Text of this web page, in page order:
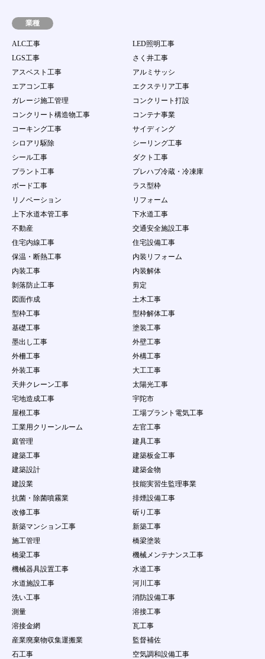
業種
ALC工事
LED照明工事
LGS工事
さく井工事
アスベスト工事
アルミサッシ
エアコン工事
エクステリア工事
ガレージ施工管理
コンクリート打設
コンクリート構造物工事
コンテナ事業
コーキング工事
サイディング
シロアリ駆除
シーリング工事
シール工事
ダクト工事
プラント工事
プレハブ冷蔵・冷凍庫
ボード工事
ラス型枠
リノベーション
リフォーム
上下水道本管工事
下水道工事
不動産
交通安全施設工事
住宅内線工事
住宅設備工事
保温・断熱工事
内装リフォーム
内装工事
内装解体
剝落防止工事
剪定
図面作成
土木工事
型枠工事
型枠解体工事
基礎工事
塗装工事
墨出し工事
外壁工事
外柵工事
外構工事
外装工事
大工工事
天井クレーン工事
太陽光工事
宅地造成工事
宇陀市
屋根工事
工場プラント電気工事
工業用クリーンルーム
左官工事
庭管理
建具工事
建築工事
建築板金工事
建築設計
建築金物
建設業
技能実習生監理事業
抗菌・除菌噴霧業
排煙設備工事
改修工事
斫り工事
新築マンション工事
新築工事
施工管理
橋梁塗装
橋梁工事
機械メンテナンス工事
機械器具設置工事
水道工事
水道施設工事
河川工事
洗い工事
消防設備工事
測量
溶接工事
溶接金網
瓦工事
産業廃棄物収集運搬業
監督補佐
石工事
空気調和設備工事